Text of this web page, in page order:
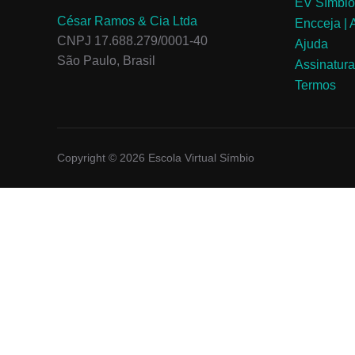
César Ramos & Cia Ltda
CNPJ 17.688.279/0001-40
São Paulo, Brasil
EV Símbio
Encceja |
Ajuda
Termos
Copyright © 2026 Escola Virtual Símbio